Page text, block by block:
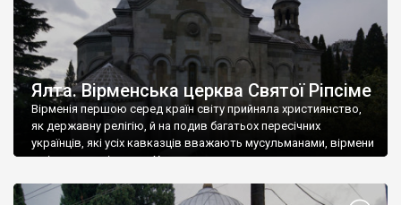
Ялта. Вірменська церква Святої Ріпсіме
Вірменія першою серед країн світу прийняла християнство,
як державну релігію, й на подив багатьох пересічних
українців, які усіх кавказців вважають мусульманами, вірмени
є відданими вірянами Христа